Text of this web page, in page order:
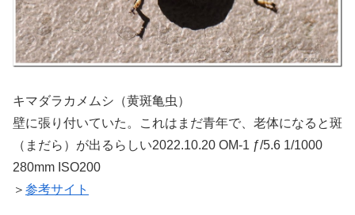
キマダラカメムシ（黄斑亀虫）
壁に張り付いていた。これはまだ青年で、老体になると斑
（まだら）が出るらしい2022.10.20 OM-1 ƒ/5.6 1/1000
280mm ISO200
＞ 参考サイト